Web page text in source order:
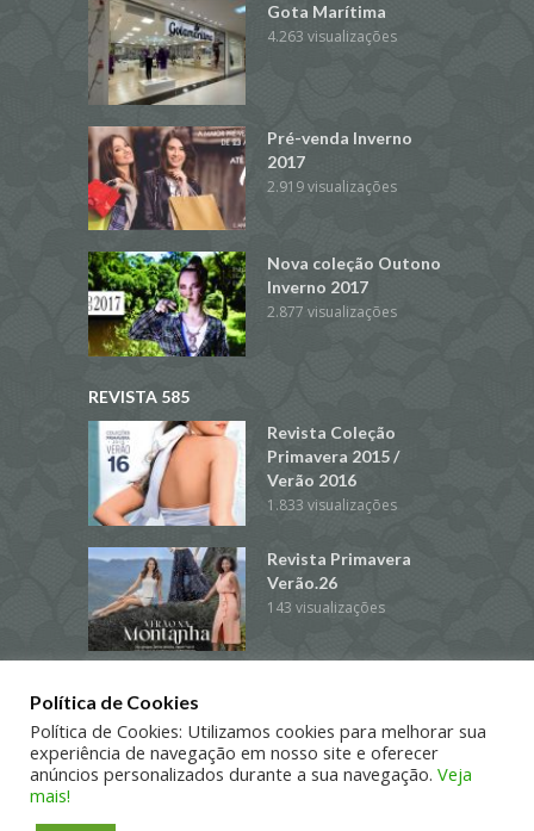
Gota Marítima
4.263 visualizações
Pré-venda Inverno
2017
2.919 visualizações
Nova coleção Outono
Inverno 2017
2.877 visualizações
REVISTA 585
Revista Coleção
Primavera 2015 /
Verão 2016
1.833 visualizações
Revista Primavera
Verão.26
143 visualizações
993 visualizações
Política de Cookies
Política de Cookies: Utilizamos cookies para melhorar sua
experiência de navegação em nosso site e oferecer
anúncios personalizados durante a sua navegação. Veja
mais!